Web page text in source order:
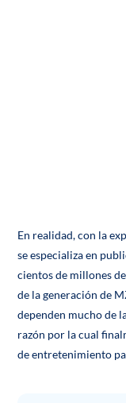
En realidad, con la
se especializa en
cientos de millones
de la generación de
dependen mucho de
razón por la cual
de entretenimiento